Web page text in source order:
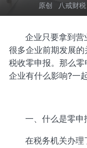
原创
八戒财税
企业只要拿到营
很多企业前期发展
税收零申报。那么
企业有什么影响?一
一、什么是零申
在税务机关办理